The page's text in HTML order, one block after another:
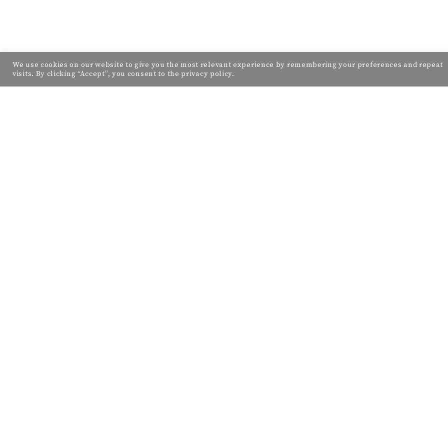
We use cookies on our website to give you the most relevant experience by remembering your preferences and repeat
visits. By clicking “Accept”, you consent to the privacy policy.